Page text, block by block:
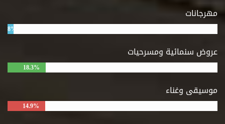
مهرجانات
8%
عروض سنمائية ومسرحيات
18.3%
موسيقى وغناء
14.9%